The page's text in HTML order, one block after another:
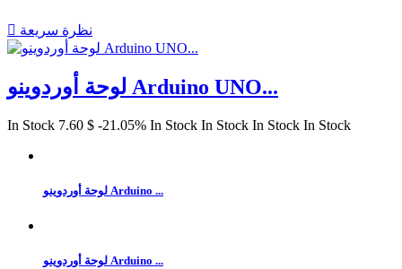
 نظرة سريعة
لوحة أوردوينو Arduino UNO...
In Stock 7.60 $ ‎-21.05% In Stock In Stock In Stock In Stock
لوحة أوردوينو Arduino ...
لوحة أوردوينو Arduino ...